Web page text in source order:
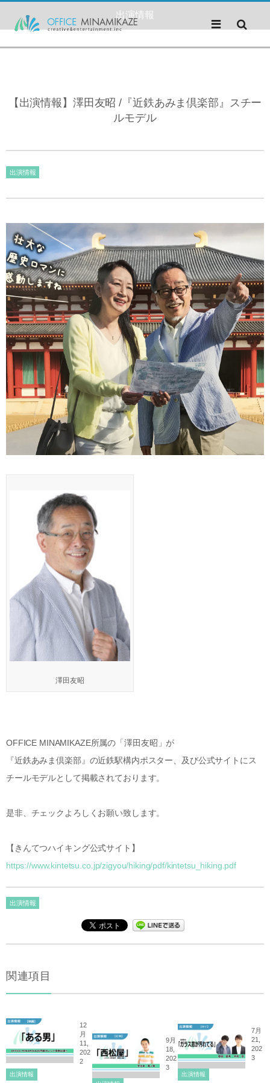
出演情報
【出演情報】澤田友昭 /『近鉄あみま倶楽部』スチー
ルモデル
出演情報
澤田友昭
OFFICE MINAMIKAZE所属の「澤田友昭」が
『近鉄あみま倶楽部』の近鉄駅構内ポスター、及び公式サイトにス
チールモデルとして掲載されております。
是非、チェックよろしくお願い致します。
【きんてつハイキング公式サイト】
https://www.kintetsu.co.jp/zigyou/hiking/pdf/kintetsu_hiking.pdf
出演情報
関連項目
12
月
11,
202
2
出演情報
9月
18,
202
3
7月
21,
202
3
出演情報